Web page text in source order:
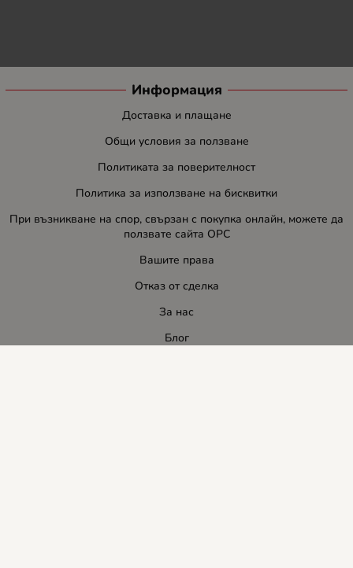
Информация
Доставка и плащане
Общи условия за ползване
Политиката за поверителност
Политика за използване на бисквитки
При възникване на спор, свързан с покупка онлайн, можете да
ползвате сайта ОРС
Вашите права
Отказ от сделка
За нас
Блог